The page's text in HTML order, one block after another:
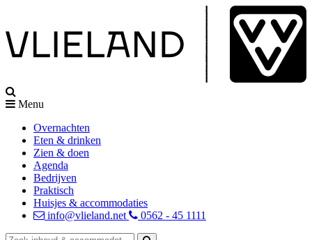
Menu
Overnachten
Eten & drinken
Zien & doen
Agenda
Bedrijven
Praktisch
Huisjes & accommodaties
info@vlieland.net
0562 - 45 1111